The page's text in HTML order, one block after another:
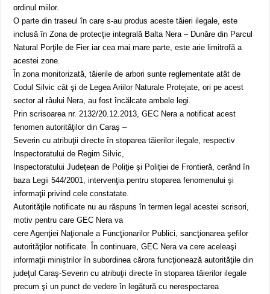
ordinul miilor.
O parte din traseul în care s-au produs aceste tăieri ilegale, este
inclusă în Zona de protecţie integrală Balta Nera – Dunăre din Parcul
Natural Porţile de Fier iar cea mai mare parte, este arie limitrofă a
acestei zone.
În zona monitorizată, tăierile de arbori sunte reglementate atât de
Codul Silvic cât şi de Legea Ariilor Naturale Protejate, ori pe acest
sector al râului Nera, au fost încălcate ambele legi.
Prin scrisoarea nr. 2132/20.12.2013, GEC Nera a notificat acest
fenomen autorităţilor din Caraş –
Severin cu atribuţii directe în stoparea tăierilor ilegale, respectiv
Inspectoratului de Regim Silvic,
Inspectoratului Judeţean de Poliţie şi Poliţiei de Frontieră, cerând în
baza Legii 544/2001, intervenţia pentru stoparea fenomenului şi
informaţii privind cele constatate.
Autorităţile notificate nu au răspuns în termen legal acestei scrisori,
motiv pentru care GEC Nera va
cere Agenţiei Naţionale a Funcţionarilor Publici, sancţionarea şefilor
autorităţilor notificate. În continuare, GEC Nera va cere aceleaşi
informaţii miniştrilor în subordinea cărora funcţionează autorităţile din
judeţul Caraş-Severin cu atribuţii directe în stoparea tăierilor ilegale
precum şi un punct de vedere în legătură cu nerespectarea